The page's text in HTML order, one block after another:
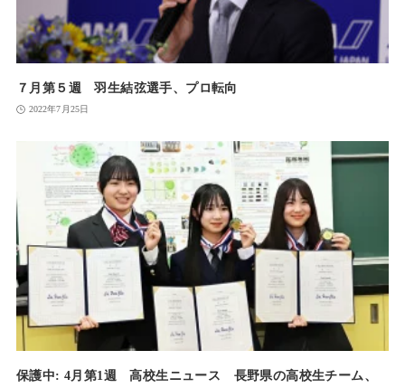
７月第５週 羽生結弦選手、プロ転向
2022年7月25日
保護中: 4月第1週 高校生ニュース 長野県の高校生チーム、